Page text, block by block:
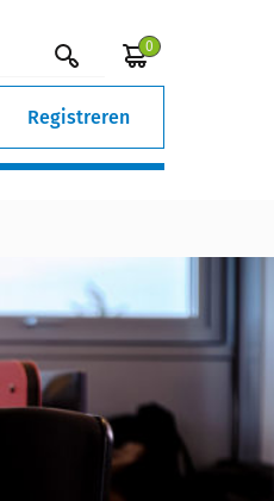
0
Registreren